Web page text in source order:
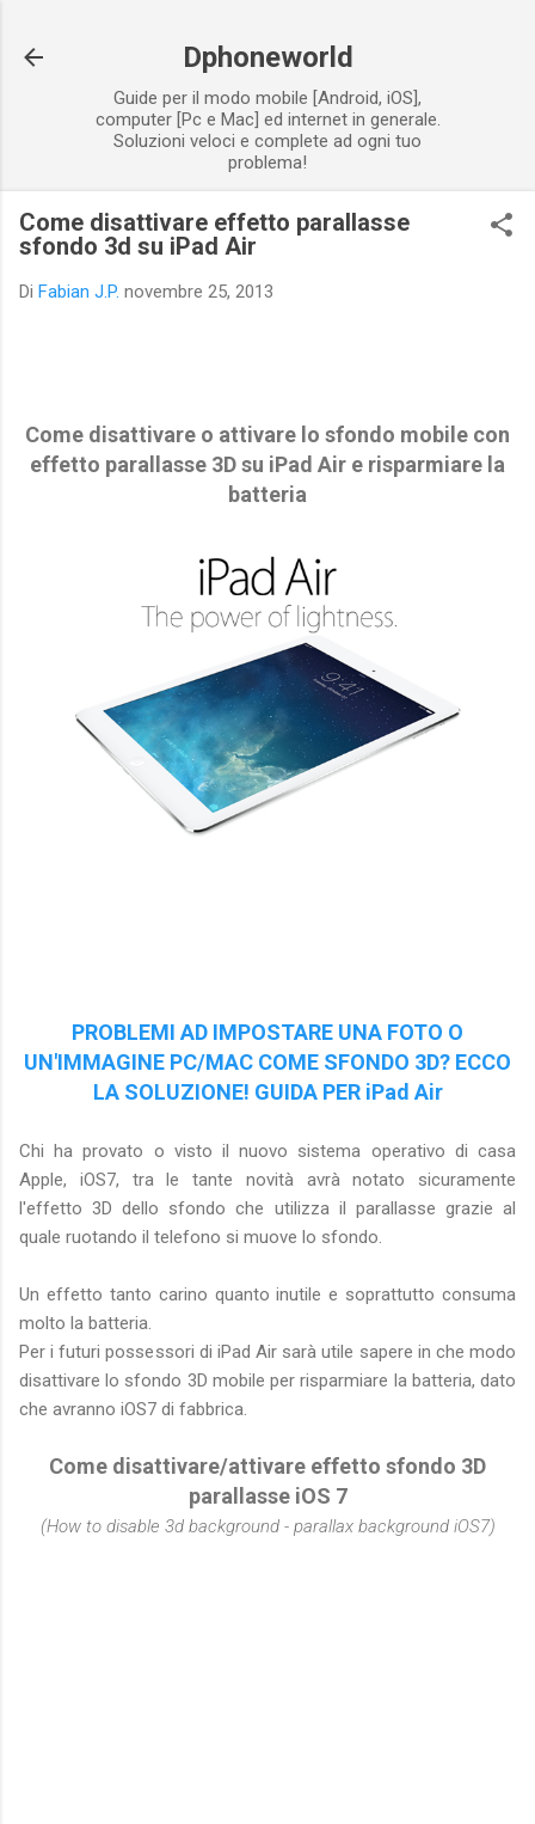
Dphoneworld
Guide per il modo mobile [Android, iOS],
computer [Pc e Mac] ed internet in generale.
Soluzioni veloci e complete ad ogni tuo
problema!
Come disattivare effetto parallasse
sfondo 3d su iPad Air
Di Fabian J.P. novembre 25, 2013
Come disattivare o attivare lo sfondo mobile con
effetto parallasse 3D su iPad Air e risparmiare la
batteria
PROBLEMI AD IMPOSTARE UNA FOTO O
UN'IMMAGINE PC/MAC COME SFONDO 3D? ECCO
LA SOLUZIONE! GUIDA PER iPad Air
Chi ha provato o visto il nuovo sistema operativo di casa
Apple, iOS7, tra le tante novità avrà notato sicuramente
l'effetto 3D dello sfondo che utilizza il parallasse grazie al
quale ruotando il telefono si muove lo sfondo.
Un effetto tanto carino quanto inutile e soprattutto consuma
molto la batteria.
Per i futuri possessori di iPad Air sarà utile sapere in che modo
disattivare lo sfondo 3D mobile per risparmiare la batteria, dato
che avranno iOS7 di fabbrica.
Come disattivare/attivare effetto sfondo 3D
parallasse iOS 7
(How to disable 3d background - parallax background iOS7)